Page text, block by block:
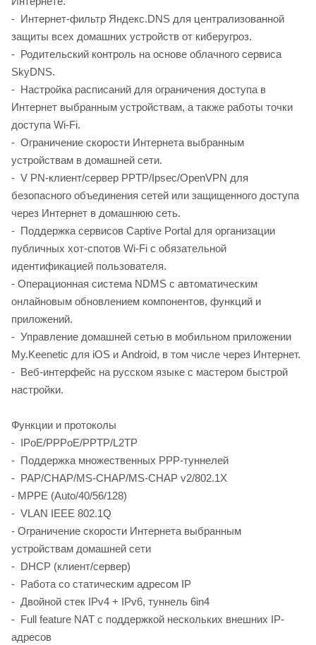
- Интернет-фильтр Яндекс.DNS для централизованной
защиты всех домашних устройств от киберугроз.
- Родительский контроль на основе облачного сервиса
SkyDNS.
- Настройка расписаний для ограничения доступа в
Интернет выбранным устройствам, а также работы точки
доступа Wi-Fi.
- Ограничение скорости Интернета выбранным
устройствам в домашней сети.
- V PN-клиент/сервер PPTP/Ipsec/OpenVPN для
безопасного объединения сетей или защищенного доступа
через Интернет в домашнюю сеть.
- Поддержка сервисов Captive Portal для организации
публичных хот-спотов Wi-Fi с обязательной
идентификацией пользователя.
- Операционная система NDMS с автоматическим
онлайновым обновлением компонентов, функций и
приложений.
- Управление домашней сетью в мобильном приложении
My.Keenetic для iOS и Android, в том числе через Интернет.
- Веб-интерфейс на русском языке с мастером быстрой
настройки.
Функции и протоколы
- IPoE/PPPoE/PPTP/L2TP
- Поддержка множественных PPP-туннелей
- PAP/CHAP/MS-CHAP/MS-CHAP v2/802.1X
- MPPE (Auto/40/56/128)
- VLAN IEEE 802.1Q
- Ограничение скорости Интернета выбранным
устройствам домашней сети
- DHCP (клиент/сервер)
- Работа со статическим адресом IP
- Двойной стек IPv4 + IPv6, туннель 6in4
- Full feature NAT с поддержкой нескольких внешних IP-
адресов